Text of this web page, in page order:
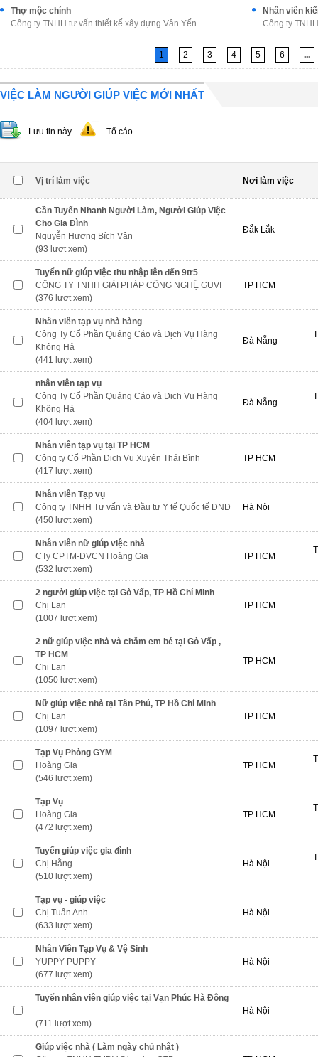
Thợ mộc chính
Công ty TNHH tư vấn thiết kế xây dựng Vân Yến
Nhân viên
Công ty
1 2 3 4 5 6 ...
VIỆC LÀM NGƯỜI GIÚP VIỆC MỚI NHẤT
Lưu tin này Tố cáo
Vị trí làm việc Nơi làm việc
Cần Tuyển Nhanh Người Làm, Người Giúp Việc
Cho Gia Đình
Nguyễn Hương Bích Vân
(93 lượt xem)
Đắk Lắk
Tuyển nữ giúp việc thu nhập lên đến 9tr5
CÔNG TY TNHH GIẢI PHÁP CÔNG NGHỆ GUVI
(376 lượt xem)
TP HCM
Nhân viên tạp vụ nhà hàng
Công Ty Cổ Phần Quảng Cáo và Dịch Vụ Hàng
Không Hả
(441 lượt xem)
Đà Nẵng
nhân viên tạp vụ
Công Ty Cổ Phần Quảng Cáo và Dịch Vụ Hàng
Không Hả
(404 lượt xem)
Đà Nẵng
Nhân viên tạp vụ tại TP HCM
Công ty Cổ Phần Dịch Vụ Xuyên Thái Bình
(417 lượt xem)
TP HCM
Nhân viên Tạp vụ
Công ty TNHH Tư vấn và Đầu tư Y tế Quốc tế DND
(450 lượt xem)
Hà Nội
Nhân viên nữ giúp việc nhà
CTy CPTM-DVCN Hoàng Gia
(532 lượt xem)
TP HCM
2 người giúp việc tại Gò Vấp, TP Hồ Chí Minh
Chị Lan
(1007 lượt xem)
TP HCM
2 nữ giúp việc nhà và chăm em bé tại Gò Vấp ,
TP HCM
Chị Lan
(1050 lượt xem)
TP HCM
Nữ giúp việc nhà tại Tân Phú, TP Hồ Chí Minh
Chị Lan
(1097 lượt xem)
TP HCM
Tạp Vụ Phòng GYM
Hoàng Gia
(546 lượt xem)
TP HCM
Tạp Vụ
Hoàng Gia
(472 lượt xem)
TP HCM
Tuyển giúp việc gia đình
Chị Hằng
(510 lượt xem)
Hà Nội
Tạp vụ - giúp việc
Chị Tuấn Anh
(633 lượt xem)
Hà Nội
Nhân Viên Tạp Vụ & Vệ Sinh
YUPPY PUPPY
(677 lượt xem)
Hà Nội
Tuyển nhân viên giúp việc tại Vạn Phúc Hà Đông
(711 lượt xem)
Hà Nội
Giúp việc nhà ( Làm ngày chủ nhật )